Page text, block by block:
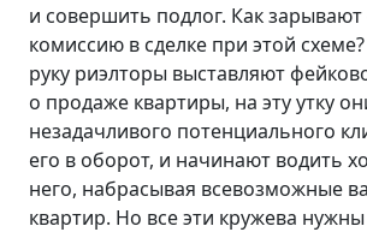
и совершить подлог. Как
комиссию в сделке при этой
руку риэлторы выставляют
о продаже квартиры, на эту утку
незадачливого потенциального
его в оборот, и начинают водить
него, набрасывая всевозможные
квартир. Но все эти кружева